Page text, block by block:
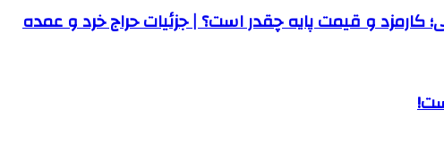
و قیمت پایه چقدر است؟ | جزئیات حراج خرد و عمده